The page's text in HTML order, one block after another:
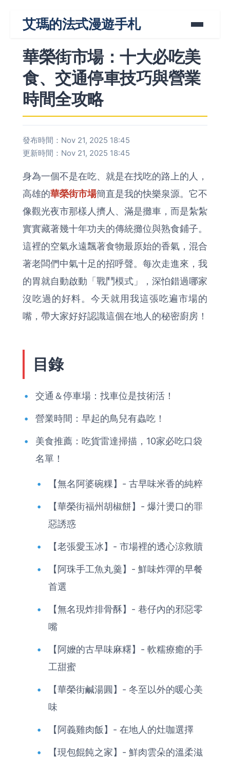
艾瑪的法式漫遊手札
華榮街市場：十大必吃美
食、交通停車技巧與營業
時間全攻略
發布時間：Nov 21, 2025 18:45
更新時間：Nov 21, 2025 18:45
身為一個不是在吃、就是在找吃的路上的人，
高雄的華榮街市場簡直是我的快樂泉源。它不
像觀光夜市那樣人擠人、滿是攤車，而是紮紮
實實藏著幾十年功夫的傳統攤位與熟食鋪子。
這裡的空氣永遠飄著食物最原始的香氣，混合
著老闆們中氣十足的招呼聲。每次走進來，我
的胃就自動啟動「戰鬥模式」，深怕錯過哪家
沒吃過的好料。今天就用我這張吃遍市場的
嘴，帶大家好好認識這個在地人的秘密廚房！
目錄
交通＆停車場：找車位是技術活！
營業時間：早起的鳥兒有蟲吃！
美食推薦：吃貨雷達掃描，10家必吃口袋
名單！
【無名阿婆碗粿】- 古早味米香的純粹
【華榮街福州胡椒餅】- 爆汁燙口的罪
惡誘惑
【老張愛玉冰】- 市場裡的透心涼救贖
【阿珠手工魚丸羹】- 鮮味炸彈的早餐
首選
【無名現炸排骨酥】- 巷仔內的邪惡零
嘴
【阿嬤的古早味麻糬】- 軟糯療癒的手
工甜蜜
【華榮街鹹湯圓】- 冬至以外的暖心美
味
【阿義雞肉飯】- 在地人的灶咖選擇
【現包餛飩之家】- 鮮肉雲朵的溫柔滋